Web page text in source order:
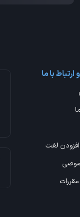
با ما
لغت